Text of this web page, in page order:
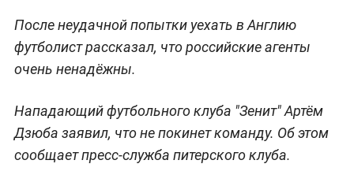
После неудачной попытки уехать в Англию
футболист рассказал, что российские агенты
очень ненадёжны.
Нападающий футбольного клуба "Зенит" Артём
Дзюба заявил, что не покинет команду. Об этом
сообщает пресс-служба питерского клуба.